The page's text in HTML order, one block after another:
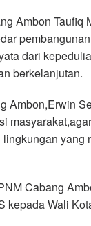
Ambon Taufiq
dari
berkelanjutan.
Ambon,Erwin
yang
Cabang
kepada Wali